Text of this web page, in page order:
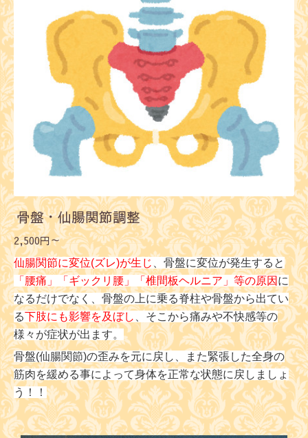
骨盤・仙腸関節調整
2,500円～
仙腸関節に変位(ズレ)が生じ
、骨盤に変位が発生すると
「腰痛」「ギックリ腰」「椎間板ヘルニア」 等の原因 に
なるだけでなく、骨盤の上に乗る脊柱や骨盤から出てい
る下肢にも影響を及ぼし
、そこから痛みや不快感等の
様々が症状が出ます。
骨盤(仙腸関節)の歪みを元に戻し、また緊張した全身の
筋肉を緩める事によって身体を正常な状態に戻しましょ
う！！